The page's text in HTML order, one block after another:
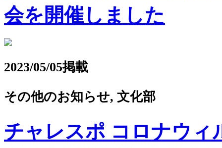
会を開催しました
2023/05/05掲載
その他のお知らせ, 文化部
チャレスポ コロナウィ